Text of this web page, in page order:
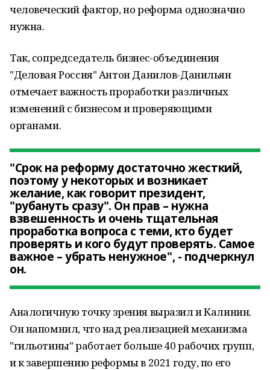
человеческий фактор, но реформа однозначно
нужна.
Так, сопредседатель бизнес-объединения
"Деловая Россия" Антон Данилов-Данильян
отмечает важность проработки различных
изменений с бизнесом и проверяющими
органами.
"Срок на реформу достаточно жесткий,
поэтому у некоторых и возникает
желание, как говорит президент,
"рубануть сразу". Он прав – нужна
взвешенность и очень тщательная
проработка вопроса с теми, кто будет
проверять и кого будут проверять. Самое
важное – убрать ненужное", - подчеркнул
он.
Аналогичную точку зрения выразил и Калинин.
Он напомнил, что над реализацией механизма
"гильотины" работает больше 40 рабочих групп,
и к завершению реформы в 2021 году, по его